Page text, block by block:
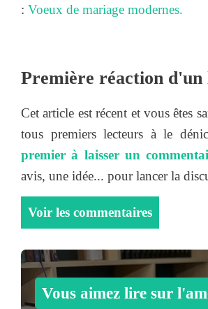
: Voeux de mariage modernes.
Première réaction d'un
Cet article est récent et vous êtes
tous premiers lecteurs à le
premier à laisser un
avis, une idée... pour lancer la
Voir les commentaires
Vous aimez lire sur